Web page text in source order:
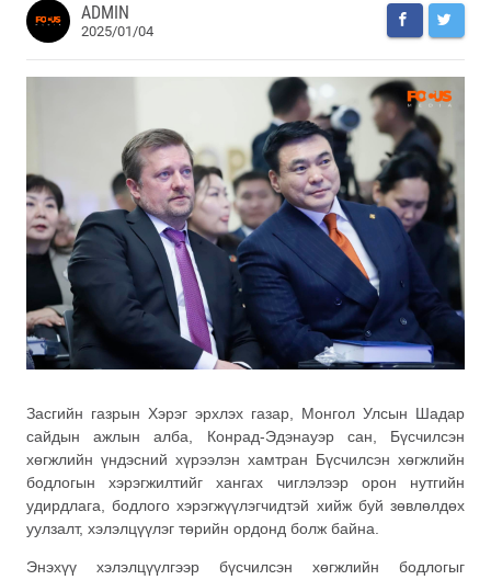
ADMIN
2025/01/04
Засгийн газрын Хэрэг эрхлэх газар, Монгол Улсын Шадар
сайдын ажлын алба, Конрад-Эдэнауэр сан, Бүсчилсэн
хөгжлийн үндэсний хүрээлэн хамтран Бүсчилсэн хөгжлийн
бодлогын хэрэгжилтийг хангах чиглэлээр орон нутгийн
удирдлага, бодлого хэрэгжүүлэгчидтэй хийж буй зөвлөлдөх
уулзалт, хэлэлцүүлэг төрийн ордонд болж байна.
Энэхүү хэлэлцүүлгээр бүсчилсэн хөгжлийн бодлогыг